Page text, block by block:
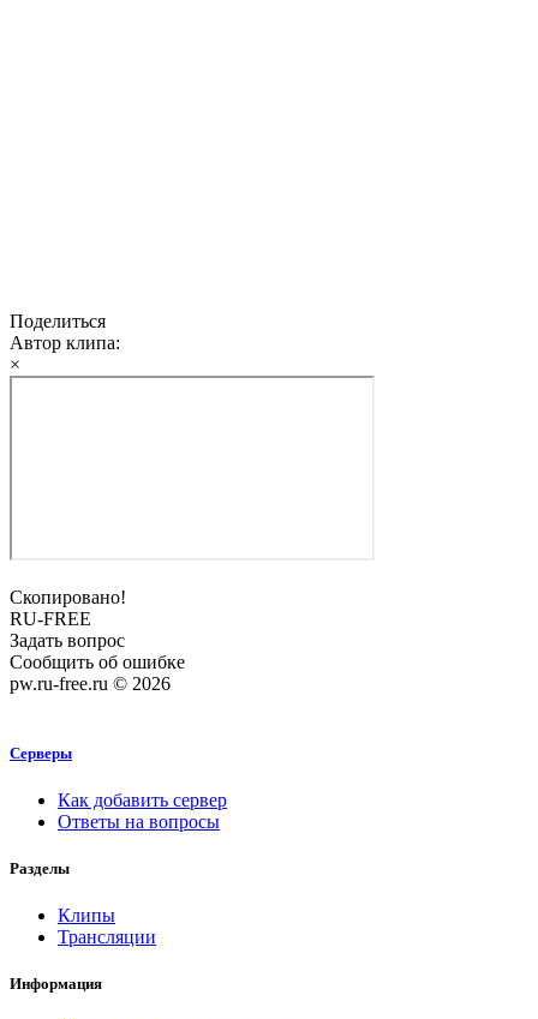
Поделиться
Автор клипа:
×
Скопировано!
RU-FREE
Задать вопрос
Сообщить об ошибке
pw.ru-free.ru © 2026
Серверы
Как добавить сервер
Ответы на вопросы
Разделы
Клипы
Трансляции
Информация